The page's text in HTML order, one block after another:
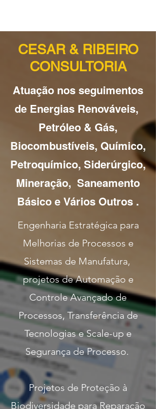
CESAR & RIBEIRO
CONSULTORIA
Atuação nos seguimentos
de Energias Renováveis,
Petróleo & Gás,
Biocombustíveis, Químico,
Petroquímico, Siderúrgico,
Mineração, Saneamento
Básico e Vários Outros .
​​​Engenharia Estratégica para
Melhorias de Processos e
Sistemas de Manufatura,
projetos de Automação e
Controle Avançado de
Processos, Transferência de
Tecnologias e Scale-up e
Segurança de Processo.
Projetos de Proteção à
Biodiversidade para Reparação